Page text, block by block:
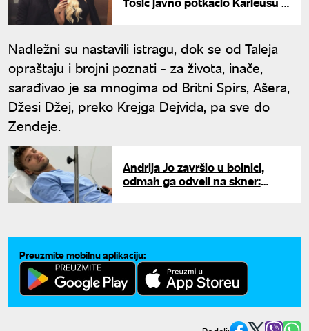
Nadležni su nastavili istragu, dok se od Taleja
opraštaju i brojni poznati - za života, inače,
sarađivao je sa mnogima od Britni Spirs, Ašera,
Džesi Džej, preko Krejga Dejvida, pa sve do
Zendeje.
Andrija Jo završio u bolnici,
odmah ga odveli na skner:
Preuzmite mobilnu aplikaciju: